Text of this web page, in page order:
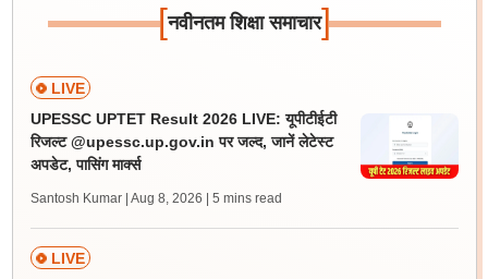
[नवीनतम शिक्षा समाचार]
LIVE
UPESSC UPTET Result 2026 LIVE: यूपीटीईटी
रिजल्ट @upessc.up.gov.in पर जल्द, जानें लेटेस्ट
अपडेट, पासिंग मार्क्स
Santosh Kumar | Aug 8, 2026 | 5 mins read
LIVE